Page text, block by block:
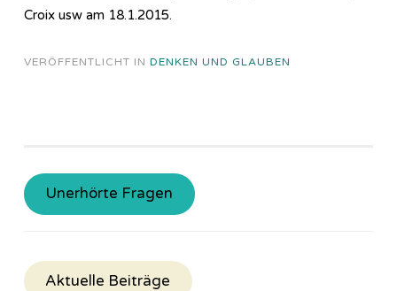
Croix usw am 18.1.2015.
VERÖFFENTLICHT IN DENKEN UND GLAUBEN
Unerhörte Fragen
Aktuelle Beiträge